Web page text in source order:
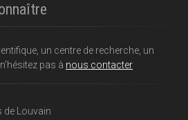
un centre de recherche, un
pas à nous contacter
de Louvain